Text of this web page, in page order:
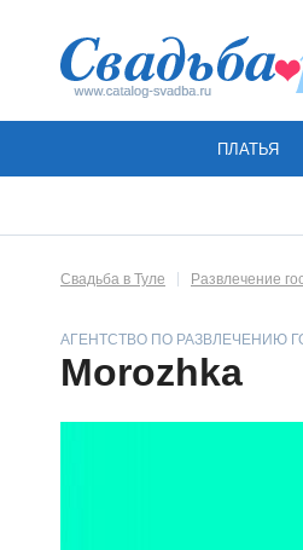
ПЛАТЬЯ
Свадьба в Туле Развлечение
АГЕНТСТВО ПО РАЗВЛЕЧЕНИЮ
Morozhka